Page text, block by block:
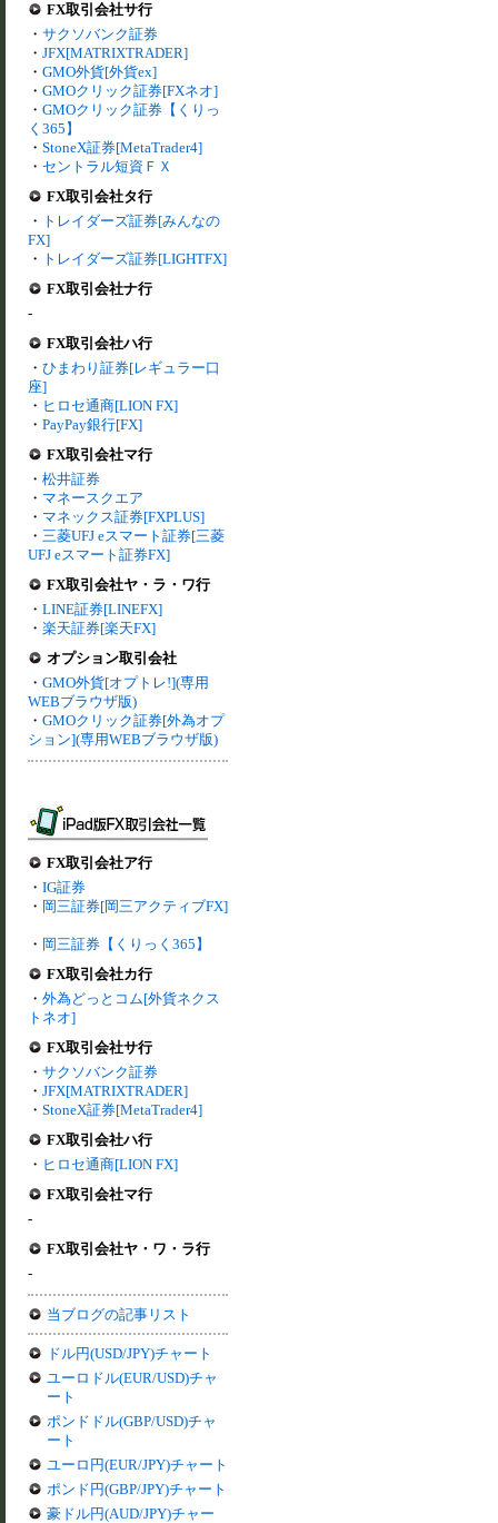
FX取引会社サ行
・ サクソバンク証券
・ JFX[MATRIXTRADER]
・ GMO外貨[外貨ex]
・ GMOクリック証券[FXネオ]
・ GMOクリック証券【くりっ
く365】
・ StoneX証券[MetaTrader4]
・ セントラル短資ＦＸ
FX取引会社タ行
・ トレイダーズ証券[みんなの
FX]
・ トレイダーズ証券[LIGHTFX]
FX取引会社ナ行
-
FX取引会社ハ行
・ ひまわり証券[レギュラー口
座]
・ ヒロセ通商[LION FX]
・ PayPay銀行[FX]
FX取引会社マ行
・ 松井証券
・ マネースクエア
・ マネックス証券[FXPLUS]
・ 三菱UFJ eスマート証券[三菱
UFJ eスマート証券FX]
FX取引会社ヤ・ラ・ワ行
・ LINE証券[LINEFX]
・ 楽天証券[楽天FX]
オプション取引会社
・ GMO外貨[オプトレ!](専用
WEBブラウザ版)
・ GMOクリック証券[外為オプ
ション](専用WEBブラウザ版)
FX取引会社ア行
・ IG証券
・ 岡三証券[岡三アクティブFX]
・ 岡三証券【くりっく365】
FX取引会社カ行
・ 外為どっとコム[外貨ネクス
トネオ]
FX取引会社サ行
・ サクソバンク証券
・ JFX[MATRIXTRADER]
・ StoneX証券[MetaTrader4]
FX取引会社ハ行
・ ヒロセ通商[LION FX]
FX取引会社マ行
-
FX取引会社ヤ・ワ・ラ行
-
当ブログの記事リスト
ドル円(USD/JPY)チャート
ユーロドル(EUR/USD)チャ
ート
ポンドドル(GBP/USD)チャ
ート
ユーロ円(EUR/JPY)チャート
ポンド円(GBP/JPY)チャート
豪ドル円(AUD/JPY)チャー